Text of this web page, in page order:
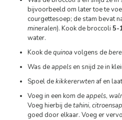
bijvoorbeeld om later toe te
courgettesoep; de stam bevat
mineralen). Kook de broccoli 5-
water.
Kook dequinoa volgens de
Was deappels en snijd ze in
Spoel dekikkererwten af en
Voeg in een kom deappels,
Voeg hierbij detahini, citroensap
goed door elkaar. Voeg er